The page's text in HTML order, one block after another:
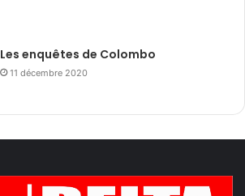
Les enquêtes de Colombo
11 décembre 2020